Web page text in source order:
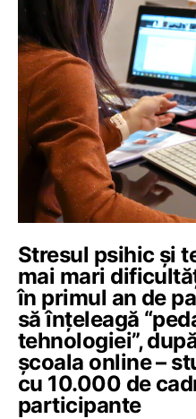
Stresul psihic și
mai mari
în primul an de
să înțeleagă
tehnologiei”,
școala online –
cu 10.000 de
participante